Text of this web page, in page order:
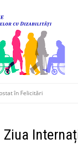
în Felicitări